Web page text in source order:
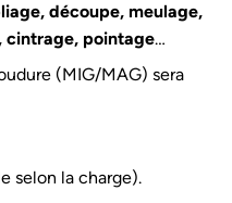
découpe, meulage,
cintrage, pointage…
(MIG/MAG) sera
selon la charge).